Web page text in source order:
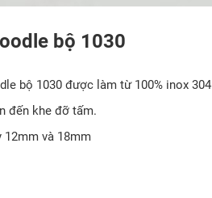
bộ 1030
bộ 1030 được làm từ 100% inox 304
đến khe đỡ tấm.
12mm và 18mm